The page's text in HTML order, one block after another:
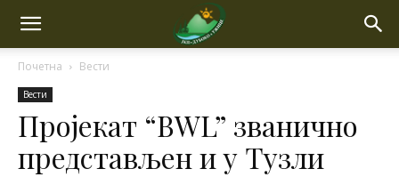
Почетна Вести
Вести
Пројекат “BWL” званично
представљен и у Тузли